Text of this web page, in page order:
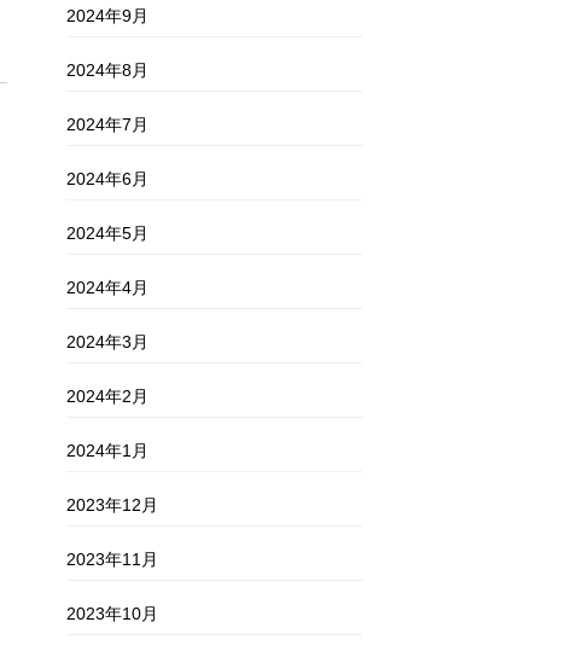
2024年9月
2024年8月
2024年7月
2024年6月
2024年5月
2024年4月
2024年3月
2024年2月
2024年1月
2023年12月
2023年11月
2023年10月